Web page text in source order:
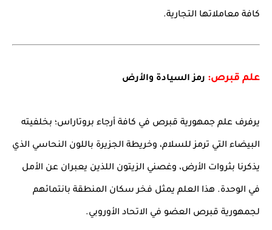
كافة معاملاتها التجارية.
علم قبرص: رمز السيادة والأرض
يرفرف علم جمهورية قبرص في كافة أرجاء بروتاراس؛ بخلفيته
البيضاء التي ترمز للسلام، وخريطة الجزيرة باللون النحاسي الذي
يذكرنا بثروات الأرض، وغصني الزيتون اللذين يعبران عن الأمل
في الوحدة. هذا العلم يمثل فخر سكان المنطقة بانتمائهم
لجمهورية قبرص العضو في الاتحاد الأوروبي.